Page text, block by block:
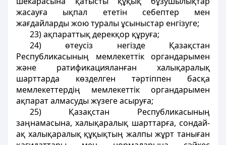
жасауға ықпал ететін себептер мен
жағдайларды жою туралы ұсыныстар енгiзуге;
23) ақпараттық дерекқор құруға;
24) өтеусіз негізде Қазақстан
Республикасының мемлекеттік органдарымен
және ратификацияланған халықаралық
шарттарда көзделген тәртіппен басқа
мемлекеттердің мемлекеттік органдарымен
ақпарат алмасуды жүзеге асыруға;
25) Қазақстан Республикасының
заңнамасына, халықаралық шарттарға, сондай-
ақ халықаралық құқықтың жалпы жұрт таныған